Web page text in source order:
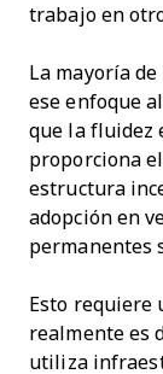
trabajo en
La mayoría
ese enfoque
que la fluidez
proporciona
estructura
adopción en
permanentes
Esto requiere
realmente es
utiliza